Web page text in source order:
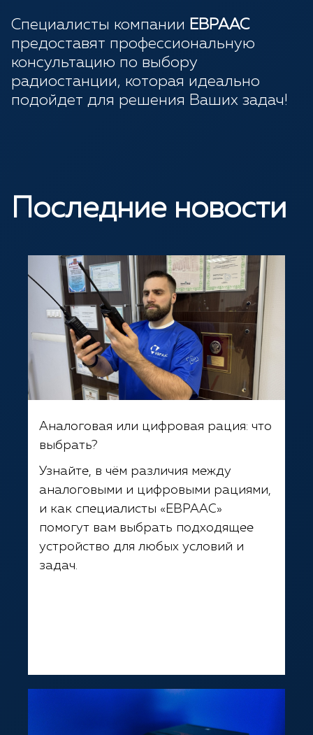
Специалисты компании ЕВРААС
предоставят профессиональную
консультацию по выбору
радиостанции, которая идеально
подойдет для решения Ваших задач!
Последние новости
Аналоговая или цифровая рация: что
выбрать?
Узнайте, в чём различия между
аналоговыми и цифровыми рациями,
и как специалисты «ЕВРААС»
помогут вам выбрать подходящее
устройство для любых условий и
задач.